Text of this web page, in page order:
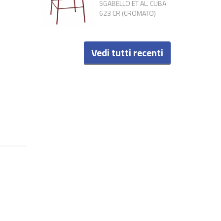
SGABELLO ET AL. CUBA
623 CR (CROMATO)
Vedi tutti recenti